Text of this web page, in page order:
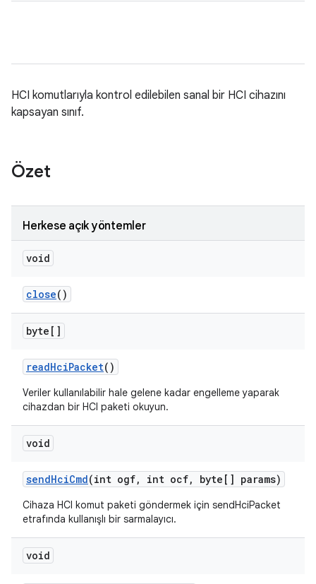
HCI komutlarıyla kontrol edilebilen sanal bir HCI cihazını
kapsayan sınıf.
Özet
Herkese açık yöntemler
void
close()
byte[]
readHciPacket()
Veriler kullanılabilir hale gelene kadar engelleme yaparak
cihazdan bir HCI paketi okuyun.
void
sendHciCmd(int ogf, int ocf, byte[] params)
Cihaza HCI komut paketi göndermek için sendHciPacket
etrafında kullanışlı bir sarmalayıcı.
void